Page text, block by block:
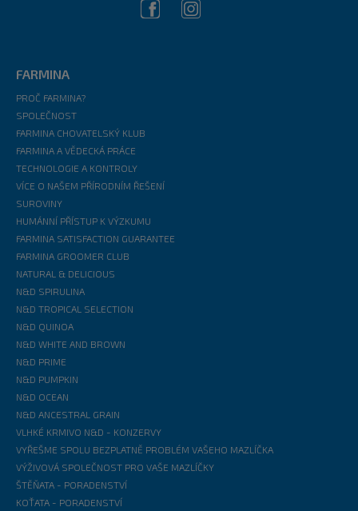
FARMINA
PROČ FARMINA?
SPOLEČNOST
FARMINA CHOVATELSKÝ KLUB
FARMINA A VĚDECKÁ PRÁCE
TECHNOLOGIE A KONTROLY
VÍCE O NAŠEM PŘÍRODNÍM ŘEŠENÍ
SUROVINY
HUMÁNNÍ PŘÍSTUP K VÝZKUMU
FARMINA SATISFACTION GUARANTEE
FARMINA GROOMER CLUB
NATURAL & DELICIOUS
N&D SPIRULINA
N&D TROPICAL SELECTION
N&D QUINOA
N&D WHITE AND BROWN
N&D PRIME
N&D PUMPKIN
N&D OCEAN
N&D ANCESTRAL GRAIN
VLHKÉ KRMIVO N&D - KONZERVY
VYŘEŠME SPOLU BEZPLATNĚ PROBLÉM VAŠEHO MAZLÍČKA
VÝŽIVOVÁ SPOLEČNOST PRO VAŠE MAZLÍČKY
ŠTĚŇATA - PORADENSTVÍ
KOŤATA - PORADENSTVÍ